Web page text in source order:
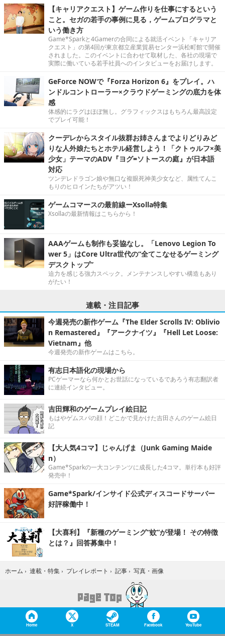
【キャリアクエスト】ゲーム作りを仕事にするという
こと。セガの若手の事例に見る，ゲームプログラマと
いう働き方
Game*Sparkと4Gamerの合同による就活イベント「キャリア
クエスト」の第4回が東京都立産業貿易センター浜松町館で開催
されました。このイベントに合わせて取材した、各社の現場で
実際に働いている若手社員へのインタビューをお届けします。
GeForce NOWで『Forza Horizon 6』をプレイ。ハ
ンドルコントローラー×クラウドゲーミングの底力を体
感
体感的にラグはほぼ無し。グラフィックスはもちろん最高設定
でプレイ可能！
クーデレからスタイル抜群お姉さんまでよりどりみど
りな人外娘たちとホテル経営しよう！「クトゥルフ×美
少女」テーマのADV『ヨグ=ソトースの庭』が日本語
対応
ツンデレドラゴン娘や無口な複眼死神美少女など、属性てんこ
もりのヒロインたちがアツい！
ゲームコマースの最前線ーXsolla特集
Xsollaの最新情報はこちらから！
AAAゲームも制作も妥協なし。「Lenovo Legion To
wer 5」はCore Ultra世代の“全てこなせるゲーミング
デスクトップ”
迫力を感じる強力スペック。メンテナンスしやすい構造もあり
がたい！
連載・注目記事
今週発売の新作ゲーム『The Elder Scrolls IV: Oblivio
n Remastered』『アークナイツ』『Hell Let Loose:
Vietnam』他
今週発売の新作ゲームはこちら。
有志日本語化の現場から
PCゲーマーなら何かとお世話になっているであろう有志翻訳者
に連続インタビュー。
吉田輝和のゲームプレイ絵日記
もはやゲムスパの顔！どこかで見かけた吉田さんのゲーム絵日
記
【大人気4コマ】じゃんげま（Junk Gaming Maide
n）
Game*Sparkの一大コンテンツに成長した4コマ。単行本も好評
発売中！
Game*Spark/インサイド公式ディスコードサーバー
好評稼働中！
【大喜利】『新種のゲーミング“蚊”が登場！ その特徴
とは？』回答募集中！
ホーム › 連載・特集 › プレイレポート › 記事 › 写真・画像
Home X STEAM Facebook YouTube